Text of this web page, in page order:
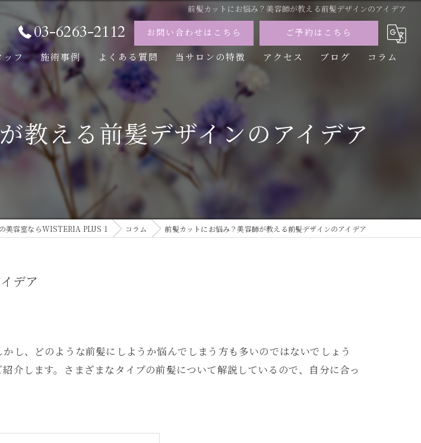
前髪カットにお悩み？美容師が教える前髪デザインのアイデア
03-6263-2112 お問い合わせはこちら ご予約はこちら
ッフ 施術事例 よくある質問 当サロンの特徴
カラー
トリートメント
パーマ
アクセス ブログ コラム
教える前髪デザインのアイデア
美容室ならWISTERIA PLUS 1 コラム 前髪カットにお悩み？美容師が教える前髪デザインのアイデア
デア
し、どのような前髪にしようか悩んでしまう方も多いのではないでしょう
介します。さまざまなタイプの前髪について解説しているので、自分に合っ